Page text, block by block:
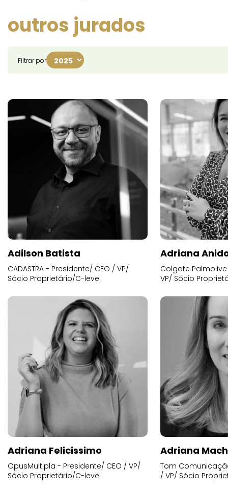
outros jurados
Filtrar por
Adilson Batista
CADASTRA - Presidente/ CEO / VP/
Sócio Proprietário/C-level
Adriana
Colgate
VP/ Sócio
Adriana Felicissimo
OpusMultipla - Presidente/ CEO / VP/
Sócio Proprietário/C-level
Adriana
Tom
/ VP/ Sócio